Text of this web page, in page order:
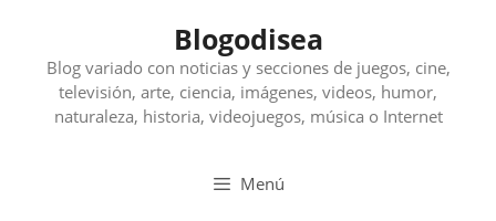
contenido
Blogodisea
Blog variado con noticias y secciones de juegos, cine,
televisión, arte, ciencia, imágenes, videos, humor,
naturaleza, historia, videojuegos, música o Internet
Menú